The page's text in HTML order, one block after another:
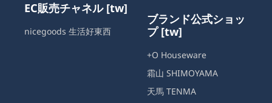
EC販売チャネル [tw]
nicegoods 生活好東西
ブランド公式ショッ
プ [tw]
+O Houseware
霜山 SHIMOYAMA
天馬 TENMA